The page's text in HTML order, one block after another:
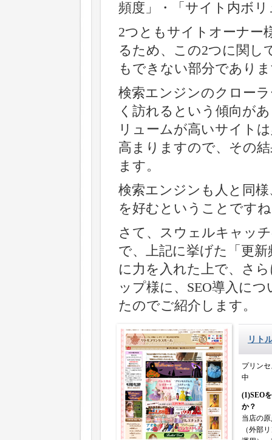
頻度」・「サイト内ボ
2つともサイトオーナー
るため、この2つに関し
もできない部分であり
検索エンジンのクロー
く訪れるという傾向が
リュームが高いサイト
高まりますので、その
ます。
検索エンジンも人と同
を好むということです
さて、スウェルキャッ
で、上記に挙げた「更
に力を入れた上で、さ
ップ様に、SEO導入に
たのでご紹介します。
リト
プリン
中
(1)SEO
か？
当店の
（外部